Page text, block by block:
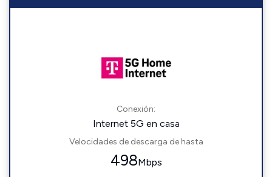
Conexión:
Internet 5G en casa
Velocidades de descarga de hasta
498Mbps